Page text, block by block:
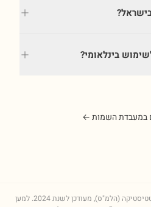
בינלאומי?
במעבדת השמות ←
(הלמ"ס), מעודכן לשנת2024. למען